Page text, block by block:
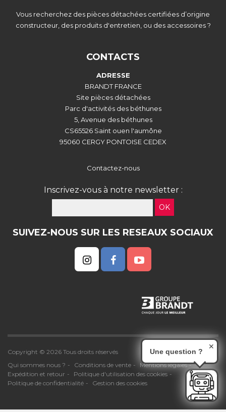
Vous recherchez des pièces détachées certifiées d’origine
constructeur, des produits d'entretien, ou des accessoires ?
CONTACTS
ADRESSE
BRANDT FRANCE
Site pièces détachées
Parc d'activités des béthunes
5, Avenue des béthunes
CS65526 Saint ouen l'aumône
95060 CERGY PONTOISE CEDEX
Contactez-nous
Inscrivez-vous à notre newsletter :
OK
SUIVEZ-NOUS SUR LES RESEAUX SOCIAUX
Copyright © 2026 Tous droits réservés
Qui sommes nous ?
Conditions de vente
Mentions légales
Expédition et retour
Politique d'utilisation des cookies
Politique de confidentialité
Gestion des cookies
Une question ?
✕